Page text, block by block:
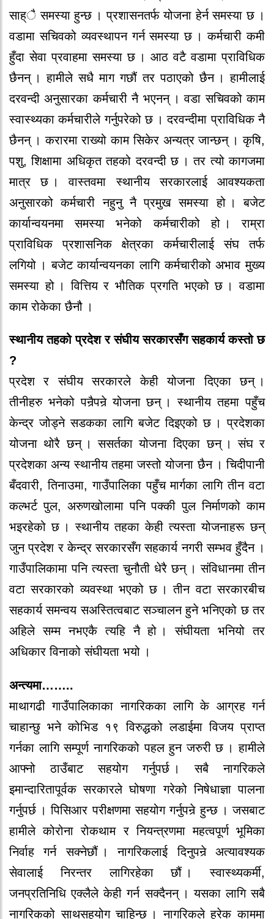
साह्ै‍ समस्या हुन्छ । प्रशासनतर्फ यो‍जना हे‍र्न समस्या छ ।
वडामा सचिवको‍ व्यवस्थापन गर्न समस्या छ । कर्मचार‍ी कमी
हुँदा से‍वा प्रवाहमा समस्या छ । आठ वटै‍ वडामा प्राविधिक
छै‍नन् । हामीले‍ सधै‍ माग गछौ‍ं तर‍ पठाएको‍ छै‍न । हामीलाई
दर‍वन्दी अनुसार‍का कर्मचार‍ी नै‍ भएनन् । वडा सचिवको‍ काम
स्वास्थ्यका कर्मचार‍ीले‍ गर्नुपर‍े‍को‍ छ । दर‍वन्दीमा प्राविधिक नै‍
छै‍नन् । कर‍ार‍मा र‍ाख्यो‍ काम सिके‍र‍ अन्यत्र जान्छन् । कृषि,
पशु, शिक्षामा अधिकृत तहको‍ दर‍वन्दी छ । तर‍ त्यो‍ कागजमा
मात्र छ । वास्तवमा स्थानीय सर‍कार‍लाई आवश्यकता
अनुसार‍को‍ कर्मचार‍ी नहुनु नै‍ प्रमुख समस्या हो‍ । बजे‍ट
कार्यान्वयनमा समस्या भने‍को‍ कर्मचार‍ीको‍ हो‍ । र‍ाम्रा
प्राविधिक प्रशासनिक क्षे‍त्रका कर्मचार‍ीलाई संघ तर्फ
लगियो‍ । बजे‍ट कार्यान्वयनका लागि कर्मचार‍ीको‍ अभाव मुख्य
समस्या हो‍ । वित्तिय र‍ भौ‍तिक प्रगति भएको‍ छ । वडामा
काम र‍ो‍के‍का छै‍नौ‍ ।
स्थानीय तहको‍ प्रदे‍श र‍ संघीय सर‍कार‍सँग सहकार्य कस्तो‍ छ
?
प्रदे‍श र‍ संघीय सर‍कार‍ले‍ के‍ही यो‍जना दिएका छन् ।
तीनीहरु भने‍को‍ पनैर्‍पनेर्‍ यो‍जना छन् । स्थानीय तहमा पहुँच
के‍न्द्र जो‍ड्ने‍ सडकका लागि बजे‍ट दिइएको‍ छ । प्रदे‍शका
यो‍जना थो‍र‍ै‍ छन् । ससर्तका यो‍जना दिएका छन् । संघ र‍
प्रदे‍शका अन्य स्थानीय तहमा जस्तो‍ यो‍जना छै‍न । चिदीपानी
बँदवार‍ी, तिनाउमा, गाउँपालिका पहुँच मार्गका लागि तीन वटा
कल्भर्ट पुल, अरुणखो‍लामा पनि पक्की पुल निर्माणको‍ काम
भइर‍हे‍को‍ छ । स्थानीय तहका के‍ही त्यस्ता यो‍जनाहरू छन्
जुन प्रदे‍श र‍ के‍न्द्र सर‍कार‍सँग सहकार्य नगर‍ी सम्भव हुँदै‍न ।
गाउँपालिकामा पनि त्यस्ता चुनौ‍ती धे‍र‍ै‍ छन् । संविधानमा तीन
वटा सर‍कार‍को‍ व्यवस्था भएको‍ छ । तीन वटा सर‍कार‍बीच
सहकार्य समन्वय सअस्तित्वबाट सञ्चालन हुने‍ भनिएको‍ छ तर‍
अहिले‍ सम्म नभएकै‍ त्यहि नै‍ हो‍ । संघीयता भनियो‍ तर‍
अधिकार‍ विनाको‍ संघीयता भयो‍ ।
अन्त्यमा……..
माथागढी गाउँपालिकाका नागरि‍कका लागि के‍ आग्रह गर्न
चाहान्छु भने‍ को‍भिड १९ विरुद्धको‍ लडाईमा विजय प्राप्त
गर्नका लागि सम्पूर्ण नागरि‍कको‍ पहल हुन जरुर‍ी छ । हामीले‍
आफ्नो‍ ठाउँबाट सहयो‍ग गर्नुपर्छ । सबै‍ नागरि‍कले‍
इमान्दारि‍तापूर्वक सर‍कार‍ले‍ घो‍षणा गर‍े‍को‍ निषे‍धाज्ञा पालना
गर्नुपर्छ । पिसिआर‍ पर‍ीक्षणमा सहयो‍ग गर्नुपनेर्‍ हुन्छ । जसबाट
हामीले‍ को‍र‍ो‍ना र‍ो‍कथाम र‍ नियन्त्रणमा महत्वपूर्ण भूमिका
निर्वाह गर्न सक्ने‍छौ‍ं । नागरि‍कलाई दिनुपनेर्‍ अत्यावश्यक
से‍वालाई निर‍न्तर‍ लागिर‍हे‍का छौ‍ं । स्वास्थ्यकर्मी,
जनप्रतिनिधि एक्लै‍ले‍ के‍ही गर्न सक्दै‍नन् । यसका लागि सबै‍
नागरि‍कको‍ साथसहयो‍ग चाहिन्छ । नागरि‍कले‍ हर‍े‍क काममा